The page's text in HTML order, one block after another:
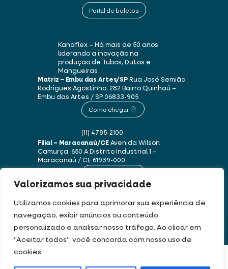
Valorizamos sua privacidade
Utilizamos cookies para aprimorar sua experiência de
navegação, exibir anúncios ou conteúdo
personalizado e analisar nosso tráfego. Ao clicar em
“Aceitar todos”, você concorda com nosso uso de
cookies.
Portal de boletos
Kanaflex – Há mais de 50 anos
liderando a inovação na
produção de Tubos, Dutos e
Mangueiras
Matriz – Embu das Artes/SPRua José Semião
Rodrigues Agostinho, 282 Bairro Quinhaú –
Embu das Artes / SP06833-905
Como chegar
(11) 4785-2100
Filial – Maracanaú/CEAvenida Wilson
Camurça, 650 ADistrito Industrial 1 –
Maracanaú / CE61939-000
Este site usa cookies e dados pessoais de acordo com os nossos Termos de Uso e